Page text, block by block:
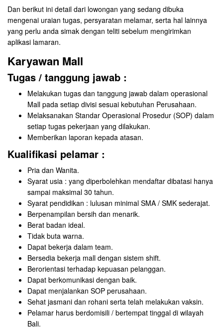
Dan berikut ini detail dari lowongan yang sedang dibuka
mengenai uraian tugas, persyaratan melamar, serta hal lainnya
yang perlu anda simak dengan teliti sebelum mengirimkan
aplikasi lamaran.
Karyawan Mall
Tugas / tanggung jawab :
Melakukan tugas dan tanggung jawab dalam operasional
Mall pada setiap divisi sesuai kebutuhan Perusahaan.
Melaksanakan Standar Operasional Prosedur (SOP) dalam
setiap tugas pekerjaan yang dilakukan.
Memberikan laporan kepada atasan.
Kualifikasi pelamar :
Pria dan Wanita.
Syarat usia : yang diperbolehkan mendaftar dibatasi hanya
sampai maksimal 30 tahun.
Syarat pendidikan : lulusan minimal SMA / SMK sederajat.
Berpenampilan bersih dan menarik.
Berat badan ideal.
Tidak buta warna.
Dapat bekerja dalam team.
Bersedia bekerja mall dengan sistem shift.
Berorientasi terhadap kepuasan pelanggan.
Dapat berkomunikasi dengan baik.
Dapat menjalankan SOP perusahaan.
Sehat jasmani dan rohani serta telah melakukan vaksin.
Pelamar harus berdomisili / bertempat tinggal di wilayah
Bali.